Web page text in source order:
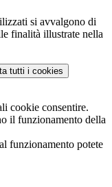
si avvalgono di
finalità illustrate nella
tutti i cookies
cookie consentire.
il funzionamento della
funzionamento potete